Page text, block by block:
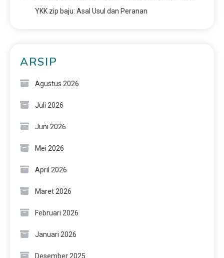
YKK zip baju: Asal Usul dan Peranan
ARSIP
Agustus 2026
Juli 2026
Juni 2026
Mei 2026
April 2026
Maret 2026
Februari 2026
Januari 2026
Desember 2025